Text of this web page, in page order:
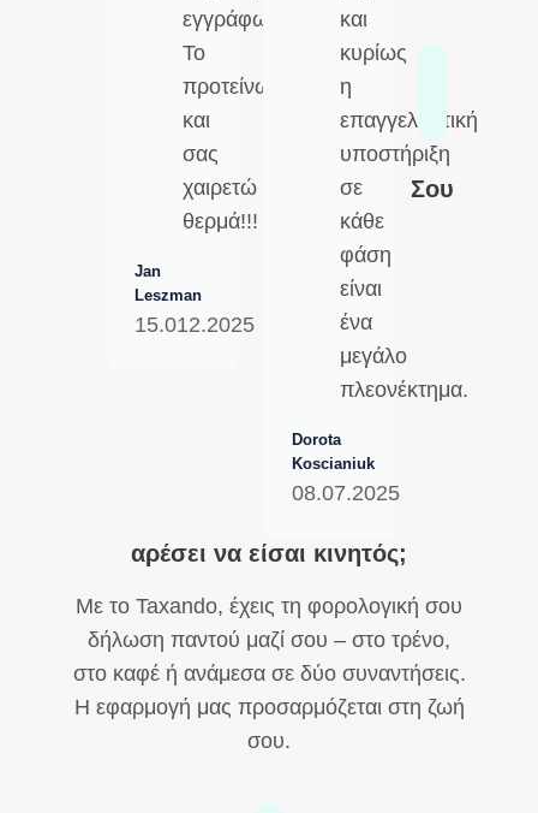
εγγράφων.
Το
προτείνω
και
σας
χαιρετώ
θερμά!!!
Jan
Leszman
15.012.2025
και
κυρίως
η
επαγγελματική
υποστήριξη
σε
κάθε
φάση
είναι
ένα
μεγάλο
πλεονέκτημα.
Dorota
Koscianiuk
08.07.2025
Σου
αρέσει να είσαι κινητός;
Με το Taxando, έχεις τη φορολογική σου
δήλωση παντού μαζί σου – στο τρένο,
στο καφέ ή ανάμεσα σε δύο συναντήσεις.
Η εφαρμογή μας προσαρμόζεται στη ζωή
σου.